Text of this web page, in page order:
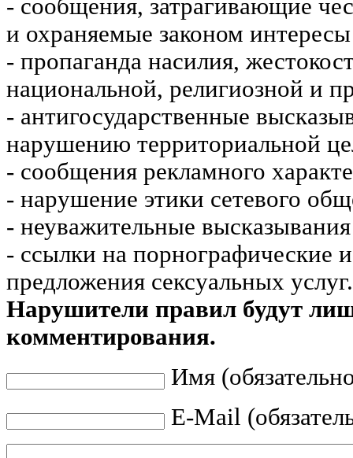
- сообщения, затрагивающие
и охраняемые законом
- пропаганда насилия,
национальной, религиозной и
- антигосударственные
нарушению территориальной
- сообщения рекламного
- нарушение этики сетевого
- неуважительные
- ссылки на порнографические
предложения сексуальных услуг.
Нарушители правил будут
комментирования.
Имя
E-Mail